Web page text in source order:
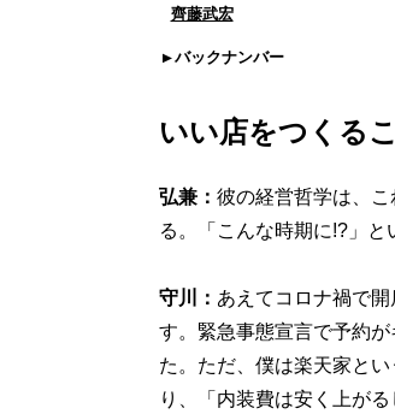
齊藤武宏
バックナンバー
いい店をつくる
弘兼： 彼の経営哲学は、
る。「こんな時期に!?」と
守川： あえてコロナ禍で
す。緊急事態宣言で予約
た。ただ、僕は楽天家と
り、「内装費は安く上が